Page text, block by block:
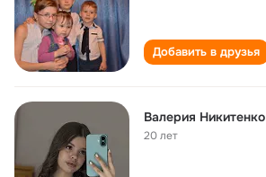
Добавить в друзья
Валерия Никитенко
20 лет